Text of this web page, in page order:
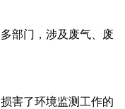
部门，涉及废气、废
害了环境监测工作的